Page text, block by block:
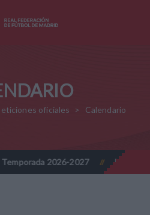
oficiales Calendario
2027 // Nota Informativa